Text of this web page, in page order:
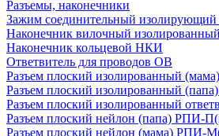
Разъемы, наконечники
Зажим соединительный
Наконечник вилочный
Наконечник кольцевой НКИ
Ответвитель для проводов ОВ
Разъем плоский изолированный
Разъем плоский изолированный
Разъем плоский изолированный
Разъем плоский нейлон (папа) РПИ-
Разъем плоский нейлон (мама) РПИ-